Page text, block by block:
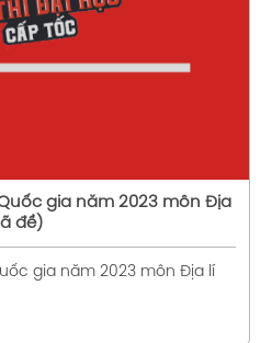
gia năm 2023 môn Địa
đề)
gia năm 2023 môn Địa lí